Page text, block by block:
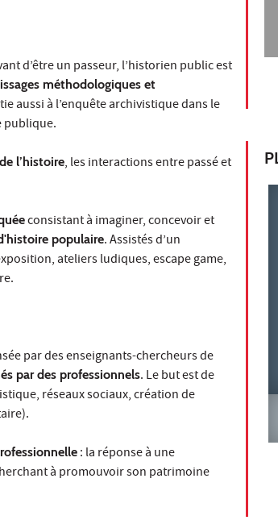
d’être un passeur, l’historien public est
méthodologiques et
aussi à l’enquête archivistique dans le
publique.
l’histoire, les interactions entre passé et
consistant à imaginer, concevoir et
populaire. Assistés d’un
ateliers ludiques, escape game,
par des enseignants-chercheurs de
par des professionnels. Le but est de
réseaux sociaux, création de
: la réponse à une
à promouvoir son patrimoine